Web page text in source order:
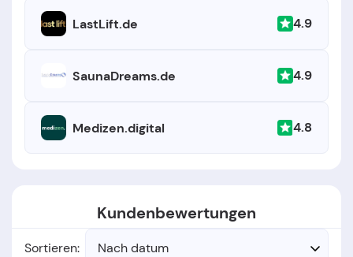
LastLift.de 4.9
SaunaDreams.de 4.9
Medizen.digital 4.8
Kundenbewertungen
Sortieren: Nach datum